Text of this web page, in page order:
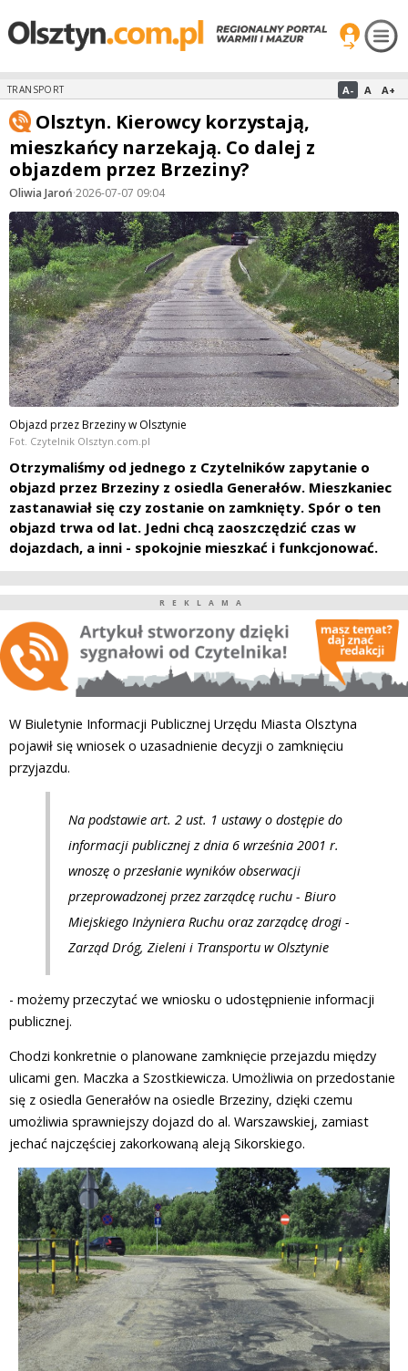
TRANSPORT A- A A+
Olsztyn. Kierowcy korzystają,
mieszkańcy narzekają. Co dalej z
objazdem przez Brzeziny?
Oliwia Jaroń·2026-07-07 09:04
Objazd przez Brzeziny w Olsztynie
Fot. Czytelnik Olsztyn.com.pl
Otrzymaliśmy od jednego z Czytelników zapytanie o
objazd przez Brzeziny z osiedla Generałów. Mieszkaniec
zastanawiał się czy zostanie on zamknięty. Spór o ten
objazd trwa od lat. Jedni chcą zaoszczędzić czas w
dojazdach, a inni - spokojnie mieszkać i funkcjonować.
REKLAMA
W Biuletynie Informacji Publicznej Urzędu Miasta Olsztyna
pojawił się wniosek o uzasadnienie decyzji o zamknięciu
przyjazdu.
Na podstawie art. 2 ust. 1 ustawy o dostępie do
informacji publicznej z dnia 6 września 2001 r.
wnoszę o przesłanie wyników obserwacji
przeprowadzonej przez zarządcę ruchu - Biuro
Miejskiego Inżyniera Ruchu oraz zarządcę drogi -
Zarząd Dróg, Zieleni i Transportu w Olsztynie
- możemy przeczytać we wniosku o udostępnienie informacji
publicznej.
Chodzi konkretnie o planowane zamknięcie przejazdu między
ulicami gen. Maczka a Szostkiewicza. Umożliwia on przedostanie
się z osiedla Generałów na osiedle Brzeziny, dzięki czemu
umożliwia sprawniejszy dojazd do al. Warszawskiej, zamiast
jechać najczęściej zakorkowaną aleją Sikorskiego.